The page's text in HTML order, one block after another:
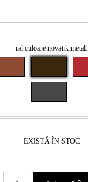
ral culoare novatik metal:
EXISTĂ ÎN STOC